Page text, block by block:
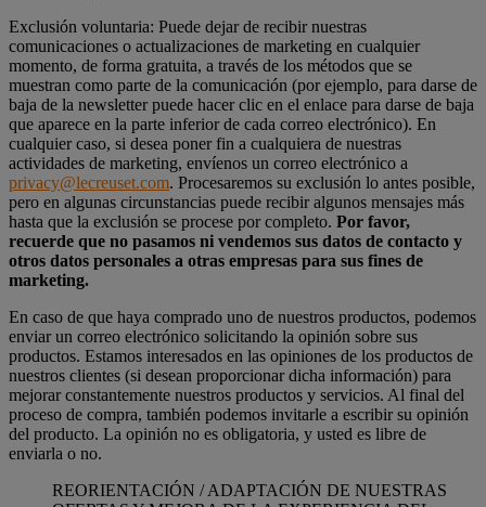
Exclusión voluntaria: Puede dejar de recibir nuestras
comunicaciones o actualizaciones de marketing en cualquier
momento, de forma gratuita, a través de los métodos que se
muestran como parte de la comunicación (por ejemplo, para darse de
baja de la newsletter puede hacer clic en el enlace para darse de baja
que aparece en la parte inferior de cada correo electrónico). En
cualquier caso, si desea poner fin a cualquiera de nuestras
actividades de marketing, envíenos un correo electrónico a
privacy@lecreuset.com. Procesaremos su exclusión lo antes posible,
pero en algunas circunstancias puede recibir algunos mensajes más
hasta que la exclusión se procese por completo. Por favor,
recuerde que no pasamos ni vendemos sus datos de contacto y
otros datos personales a otras empresas para sus fines de
marketing.
En caso de que haya comprado uno de nuestros productos, podemos
enviar un correo electrónico solicitando la opinión sobre sus
productos. Estamos interesados en las opiniones de los productos de
nuestros clientes (si desean proporcionar dicha información) para
mejorar constantemente nuestros productos y servicios. Al final del
proceso de compra, también podemos invitarle a escribir su opinión
del producto. La opinión no es obligatoria, y usted es libre de
enviarla o no.
REORIENTACIÓN / ADAPTACIÓN DE NUESTRAS